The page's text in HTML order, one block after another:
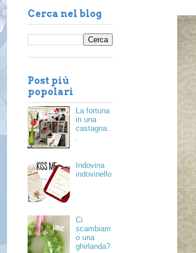
Cerca nel blog
Post più
popolari
La fortuna
in una
castagna..
.
Indovina
indovinello
Ci
scambiam
o una
ghirlanda?